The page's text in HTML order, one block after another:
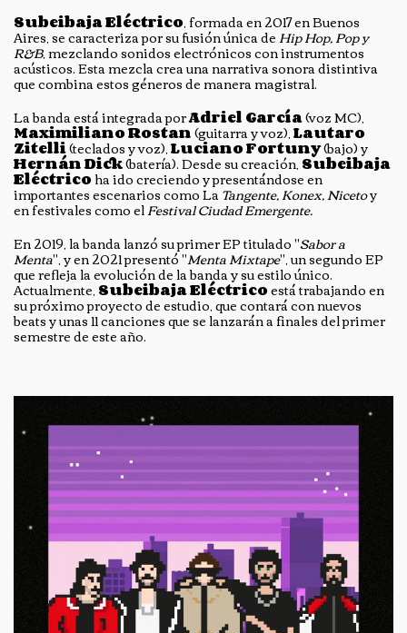
Subeibaja Eléctrico, formada en 2017 en Buenos
Aires, se caracteriza por su fusión única deHip Hop, Pop y
R&B, mezclando sonidos electrónicos con instrumentos
acústicos. Esta mezcla crea una narrativa sonora distintiva
que combina estos géneros de manera magistral.
La banda está integrada porAdriel García(voz MC),
Maximiliano Rostan(guitarra y voz),Lautaro
Zitelli(teclados y voz),Luciano Fortuny(bajo) y
Hernán Dick(batería). Desde su creación,Subeibaja
Eléctricoha ido creciendo y presentándose en
importantes escenarios como LaTangente, Konex, Nicetoy
en festivales como elFestival Ciudad Emergente.
En 2019, la banda lanzó su primer EP titulado "Sabor a
Menta", y en 2021 presentó "Menta Mixtape", un segundo EP
que refleja la evolución de la banda y su estilo único.
Actualmente,Subeibaja Eléctricoestá trabajando en
su próximo proyecto de estudio, que contará con nuevos
beats y unas 11 canciones que se lanzarán a finales del primer
semestre de este año.